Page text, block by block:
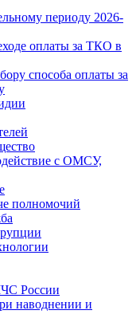
периоду 2026-
оплаты за ТКО в
способа оплаты за
с ОМСУ,
полномочий
России
наводнении и